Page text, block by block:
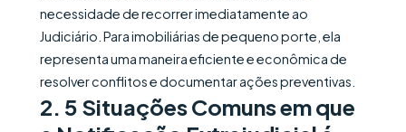
necessidade de recorrer imediatamente ao
Judiciário. Para imobiliárias de pequeno porte, ela
representa uma maneira eficiente e econômica de
resolver conflitos e documentar ações preventivas.​
2. 5 Situações Comuns em que